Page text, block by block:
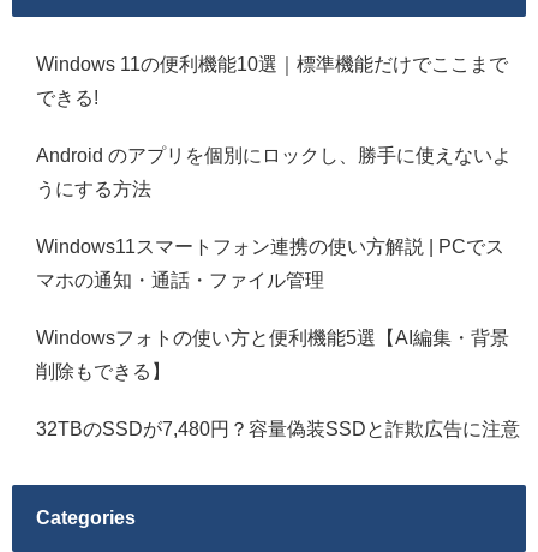
Windows 11の便利機能10選｜標準機能だけでここまで
できる!
Android のアプリを個別にロックし、勝手に使えないよ
うにする方法
Windows11スマートフォン連携の使い方解説 | PCでス
マホの通知・通話・ファイル管理
Windowsフォトの使い方と便利機能5選【AI編集・背景
削除もできる】
32TBのSSDが7,480円？容量偽装SSDと詐欺広告に注意
Categories